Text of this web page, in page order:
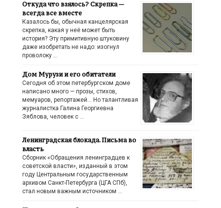
Откуда что взялось? Скрепка —
всегда все вместе
Казалось бы, обычная канцелярская
скрепка, какая у неё может быть
история? Эту примитивную штуковину
даже изобретать не надо: изогнул
проволоку …
Дом Мурузи и его обитатели
Сегодня об этом петербургском доме
написано много — прозы, стихов,
мемуаров, репортажей… Но талантливая
журналистка Галина Георгиевна
Зяблова, человек с …
Ленинградская блокада. Письма во
власть
Сборник «Обращения ленинградцев к
советской власти», изданный в этом
году Центральным государственным
архивом Санкт-Петербурга (ЦГА СПб),
стал новым важным источником …